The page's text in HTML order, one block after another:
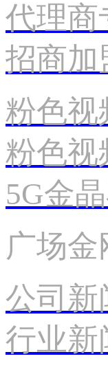
代理商
招商加
粉色视
粉色视
5G金
广场金
公司新
行业新